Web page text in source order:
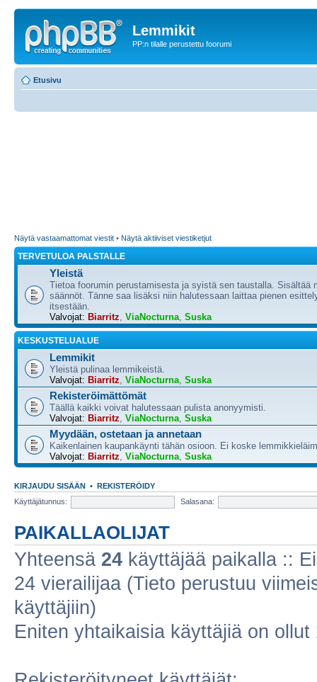
Lemmikit
PP:n tilalle perustettu foorumi
Etusivu
Näytä vastaamattomat viestit • Näytä aktiiviset viestiketjut
TERVETULOA PALSTALLE
Yleistä
Tietoa foorumin perustamisesta ja syistä sen taustalla. Sisältää
säännöt. Tänne saa lisäksi niin halutessaan laittaa pienen
itsestään.
Valvojat: Biarritz, ViaNocturna, Suska
KESKUSTELUALUE
Lemmikit
Yleistä pulinaa lemmikeistä.
Valvojat: Biarritz, ViaNocturna, Suska
Rekisteröimättömät
Täällä kaikki voivat halutessaan pulista anonyymisti.
Valvojat: Biarritz, ViaNocturna, Suska
Myydään, ostetaan ja annetaan
Kaikenlainen kaupankäynti tähän osioon. Ei koske
Valvojat: Biarritz, ViaNocturna, Suska
KIRJAUDU SISÄÄN • REKISTERÖIDY
Käyttäjätunnus:
Salasana:
PAIKALLAOLIJAT
Yhteensä 24 käyttäjää paikalla ::
24 vierailijaa (Tieto perustuu
käyttäjiin)
Eniten yhtaikaisia käyttäjiä on ollut